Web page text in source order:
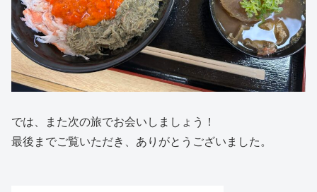
では、また次の旅でお会いしましょう！
最後までご覧いただき、ありがとうございました。